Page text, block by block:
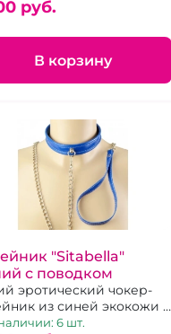
pуб.
В корзину
"Sitabella"
с поводком
эротический чокер-
из синей экокожи с
цепью на
6 шт.